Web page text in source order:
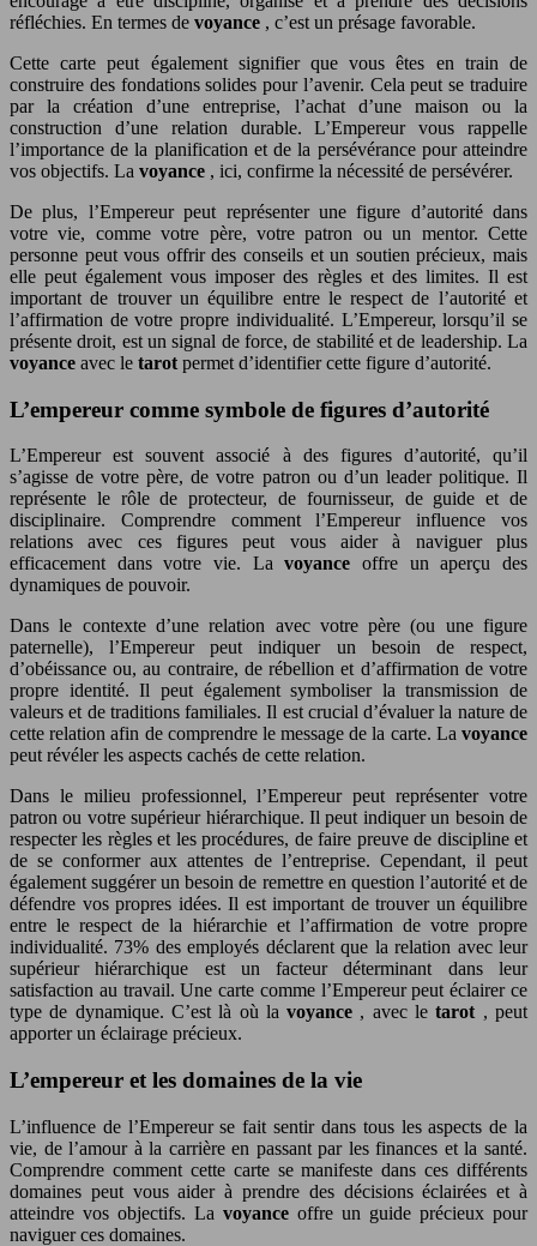
réfléchies. En termes de voyance , c’est un présage favorable.
Cette carte peut également signifier que vous êtes en train de
construire des fondations solides pour l’avenir. Cela peut se traduire
par la création d’une entreprise, l’achat d’une maison ou la
construction d’une relation durable. L’Empereur vous rappelle
l’importance de la planification et de la persévérance pour atteindre
vos objectifs. La voyance , ici, confirme la nécessité de persévérer.
De plus, l’Empereur peut représenter une figure d’autorité dans
votre vie, comme votre père, votre patron ou un mentor. Cette
personne peut vous offrir des conseils et un soutien précieux, mais
elle peut également vous imposer des règles et des limites. Il est
important de trouver un équilibre entre le respect de l’autorité et
l’affirmation de votre propre individualité. L’Empereur, lorsqu’il se
présente droit, est un signal de force, de stabilité et de leadership. La
voyance avec le tarot permet d’identifier cette figure d’autorité.
L’empereur comme symbole de figures d’autorité
L’Empereur est souvent associé à des figures d’autorité, qu’il
s’agisse de votre père, de votre patron ou d’un leader politique. Il
représente le rôle de protecteur, de fournisseur, de guide et de
disciplinaire. Comprendre comment l’Empereur influence vos
relations avec ces figures peut vous aider à naviguer plus
efficacement dans votre vie. Lavoyanceoffre un aperçu des
dynamiques de pouvoir.
Dans le contexte d’une relation avec votre père (ou une figure
paternelle), l’Empereur peut indiquer un besoin de respect,
d’obéissance ou, au contraire, de rébellion et d’affirmation de votre
propre identité. Il peut également symboliser la transmission de
valeurs et de traditions familiales. Il est crucial d’évaluer la nature de
cette relation afin de comprendre le message de la carte. La voyance
peut révéler les aspects cachés de cette relation.
Dans le milieu professionnel, l’Empereur peut représenter votre
patron ou votre supérieur hiérarchique. Il peut indiquer un besoin de
respecter les règles et les procédures, de faire preuve de discipline et
de se conformer aux attentes de l’entreprise. Cependant, il peut
également suggérer un besoin de remettre en question l’autorité et de
défendre vos propres idées. Il est important de trouver un équilibre
entre le respect de la hiérarchie et l’affirmation de votre propre
individualité. 73% des employés déclarent que la relation avec leur
supérieur hiérarchique est un facteur déterminant dans leur
satisfaction au travail. Une carte comme l’Empereur peut éclairer ce
type de dynamique. C’est là où lavoyance , avec letarot , peut
apporter un éclairage précieux.
L’empereur et les domaines de la vie
L’influence de l’Empereur se fait sentir dans tous les aspects de la
vie, de l’amour à la carrière en passant par les finances et la santé.
Comprendre comment cette carte se manifeste dans ces différents
domaines peut vous aider à prendre des décisions éclairées et à
atteindre vos objectifs. La voyance offre un guide précieux pour
naviguer ces domaines.